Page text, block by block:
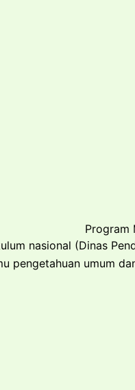
Program
nasional (Dinas
pengetahuan umum